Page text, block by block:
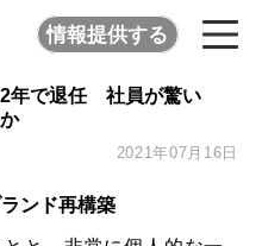
情報提供する
2年で退任 社員が驚い
2021年07月16日
ンド再構築